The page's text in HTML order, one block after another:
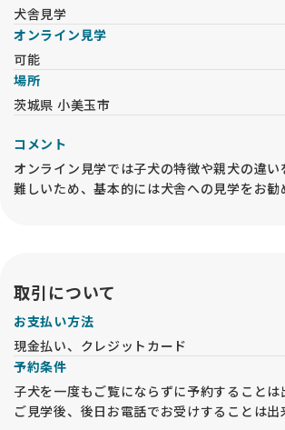
－－－－－－－－－－－－－－－－－－－－
－－－－
★★★ご見学 ★★★
・水～金は13：30、土日は10：30、13：30
約下さい。月・火はお休みです。
・それ以外の時間は成犬・子犬のお世話やケ
いますので時間内のご見学にご協力ください
・販売中の子犬と両親は全てご見学頂けます
・衛生面からペットショップや他犬舎を見学
改めてお越しください。
★★★お問い合わせの際のお願い★★★
ご要望の中で”毛色が薄め、濃いめ”、”小さ
内容が多くみられますが、人ぞれぞれで感じ
できるだけ具体的に説明頂けると助かります
犬舎見学
オンライン見学
可能
場所
茨城県 小美玉市
コメント
オンライン見学では子犬の特徴や親犬の違
難しいため、基本的には犬舎への見学をお勧
取引について
お支払い方法
現金払い、クレジットカード
予約条件
子犬を一度もご覧にならずに予約することは
ご見学後、後日お電話でお受けすることは出